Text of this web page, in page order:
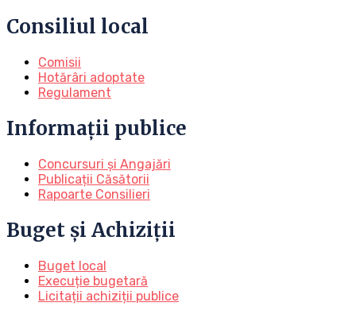
Consiliul local
Comisii
Hotărâri adoptate
Regulament
Informații publice
Concursuri și Angajări
Publicații Căsătorii
Rapoarte Consilieri
Buget și Achiziții
Buget local
Execuție bugetară
Licitații achiziții publice